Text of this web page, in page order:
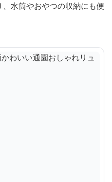
水筒やおやつの収納にも便